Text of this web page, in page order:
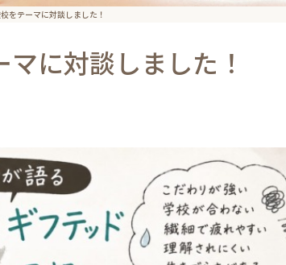
をテーマに対談しました！
に対談しました！